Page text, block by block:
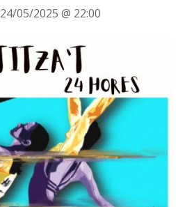
24/05/2025 @ 22:00